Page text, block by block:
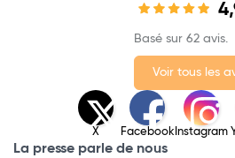
Basé sur 62 avis.
Voir tous les
X Facebook Instagram
La presse parle de nous